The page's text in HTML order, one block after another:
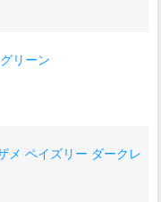
リーン
メ ペイズリー ダークレ